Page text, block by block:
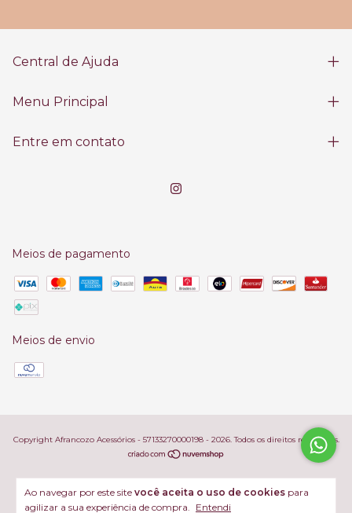
Ao navegar por este site você aceita o uso de cookies para
agilizar a sua experiência de compra. Entendi
Central de Ajuda
Menu Principal
Entre em contato
Meios de pagamento
Meios de envio
Copyright Afrancozo Acessórios - 57133270000198 - 2026. Todos os direitos reservados.